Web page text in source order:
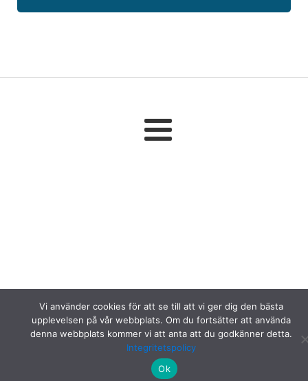
Vi använder cookies för att se till att vi ger dig den bästa
upplevelsen på vår webbplats. Om du fortsätter att använda
denna webbplats kommer vi att anta att du godkänner detta.
Integritetspolicy
Ok